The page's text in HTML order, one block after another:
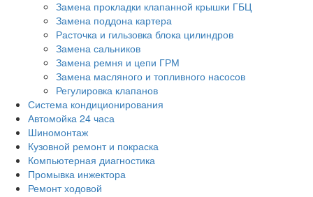
Замена прокладки клапанной крышки ГБЦ
Замена поддона картера
Расточка и гильзовка блока цилиндров
Замена сальников
Замена ремня и цепи ГРМ
Замена масляного и топливного насосов
Регулировка клапанов
Система кондиционирования
Автомойка 24 часа
Шиномонтаж
Кузовной ремонт и покраска
Компьютерная диагностика
Промывка инжектора
Ремонт ходовой